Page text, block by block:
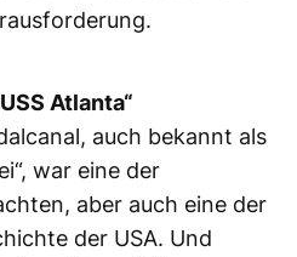
Atlanta“
auch bekannt als
war eine der
aber auch eine der
der USA. Und